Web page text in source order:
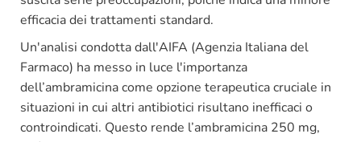
efficacia dei trattamenti standard.
Un'analisi condotta dall'AIFA (Agenzia Italiana del
Farmaco) ha messo in luce l'importanza
dell’ambramicina come opzione terapeutica cruciale in
situazioni in cui altri antibiotici risultano inefficaci o
controindicati. Questo rende l’ambramicina 250 mg,